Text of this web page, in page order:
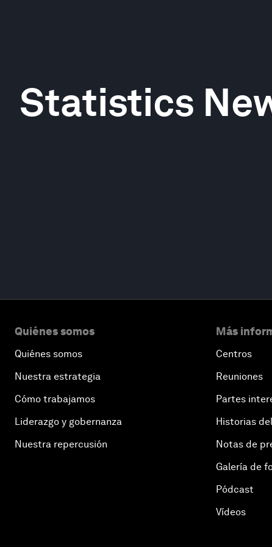
Statistics
Quiénes somos
Quiénes somos
Nuestra estrategia
Cómo trabajamos
Liderazgo y gobernanza
Nuestra repercusión
Más
Centros
Reuniones
Partes
Historias
Notas de
Galería de
Pódcast
Vídeos